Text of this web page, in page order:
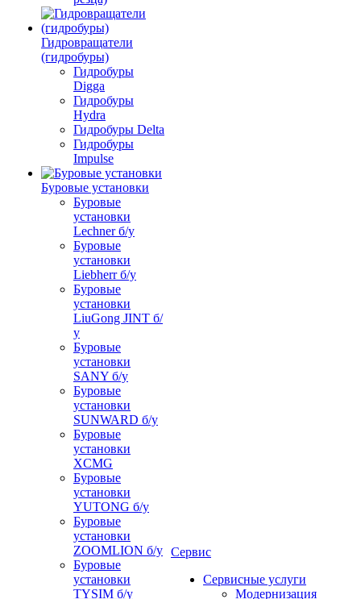
Гидровращатели
(гидробуры)
Гидробуры
Digga
Гидробуры
Hydra
Гидробуры Delta
Гидробуры
Impulse
Буровые установки
Буровые
установки
Lechner б/у
Буровые
установки
Liebherr б/у
Буровые
установки
LiuGong JINT б/
у
Буровые
установки
SANY б/у
Буровые
установки
SUNWARD б/у
Буровые
установки
XCMG
Буровые
установки
YUTONG б/у
Буровые
установки
ZOOMLION б/у
Буровые
установки
TYSIM б/у
Сервис
Сервисные услуги
Модернизация